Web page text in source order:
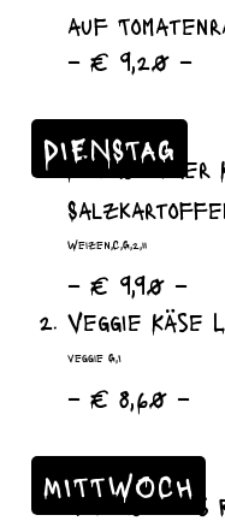
auf
– € 9,20 –
DIENSTAG
Königsberger
Weizen,C,G,2,11
– € 9,90 –
Veggie Käse
veggie G,I
– € 8,60 –
MITTWOCH
gedünstetes